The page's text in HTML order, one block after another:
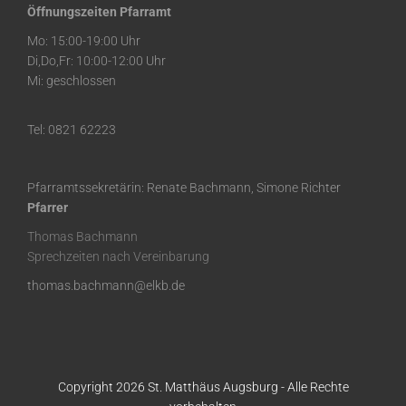
Öffnungszeiten Pfarramt
Mo: 15:00-19:00 Uhr
Di,Do,Fr: 10:00-12:00 Uhr
Mi: geschlossen
Tel: 0821 62223
Pfarramtssekretärin: Renate Bachmann, Simone Richter
Pfarrer
Thomas Bachmann
Sprechzeiten nach Vereinbarung
thomas.bachmann@elkb.de
Copyright 2026 St. Matthäus Augsburg - Alle Rechte